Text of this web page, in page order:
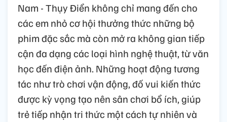
Nam - Thụy Điển không chỉ mang đến cho
các em nhỏ cơ hội thưởng thức những bộ
phim đặc sắc mà còn mở ra không gian tiếp
cận đa dạng các loại hình nghệ thuật, từ văn
học đến điện ảnh. Những hoạt động tương
tác như trò chơi vận động, đố vui kiến thức
được kỳ vọng tạo nên sân chơi bổ ích, giúp
trẻ tiếp nhận tri thức một cách tự nhiên và